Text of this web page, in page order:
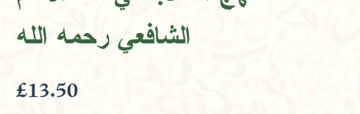
الشافعي رحمه الله
£13.50
الله